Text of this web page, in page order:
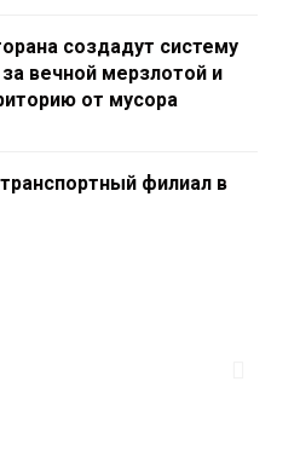
создадут систему
вечной мерзлотой и
от мусора
филиал в